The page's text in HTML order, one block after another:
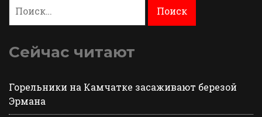
Сейчас читают
Горельники на Камчатке засаживают березой
Эрмана